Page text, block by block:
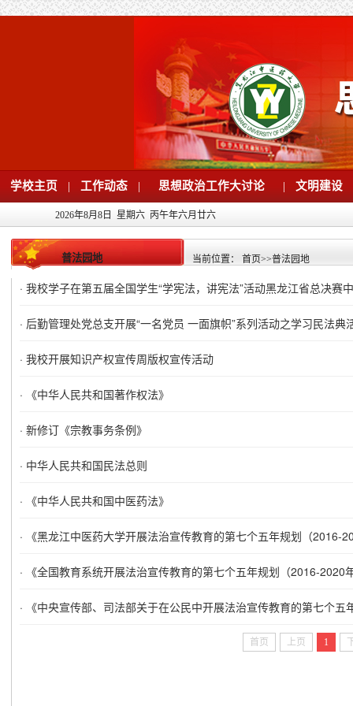
学校主页 | 工作动态 | 思想政治工作大讨论 | 文明建设
2026年8月8日 星期六 丙午年六月廿六
普法园地 当前位置： 首页>>普法园地
· 我校学子在第五届全国学生“学宪法，讲宪法”活动黑龙江省总决赛
· 后勤管理处党总支开展“一名党员 一面旗帜”系列活动之学习民法典
· 我校开展知识产权宣传周版权宣传活动
· 《中华人民共和国著作权法》
· 新修订《宗教事务条例》
· 中华人民共和国民法总则
· 《中华人民共和国中医药法》
· 《黑龙江中医药大学开展法治宣传教育的第七个五年规划（2016-
· 《全国教育系统开展法治宣传教育的第七个五年规划（2016-2020
· 《中央宣传部、司法部关于在公民中开展法治宣传教育的第七个
首页 上页 1